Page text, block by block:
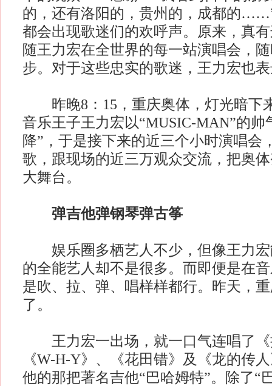
的，还有洛阳的，贵州的，成都的
都会出现歌迷们的欢呼声。原来，真
随王力宏在全世界的每一站演唱会，
步。对于这些忠实的歌迷，王力宏也
昨晚8：15，重庆奥体，灯光暗下
音乐王子王力宏以“MUSIC-MAN”的帅
降”，于是接下来的近三个小时演唱会
歌，跟现场的近三万观众交流，把奥
大舞台。
弹吉他弹钢琴弹古筝
娱乐圈多栖艺人不少，但像王力宏
的全能艺人却不是很多。而即便是在
是吹、拉、弹、唱样样都行。昨天，
了。
王力宏一出场，就一口气连唱了《
《W-H-Y》、《花田错》及《龙的传
他的那把著名吉他“巴哈姆特”。除了“